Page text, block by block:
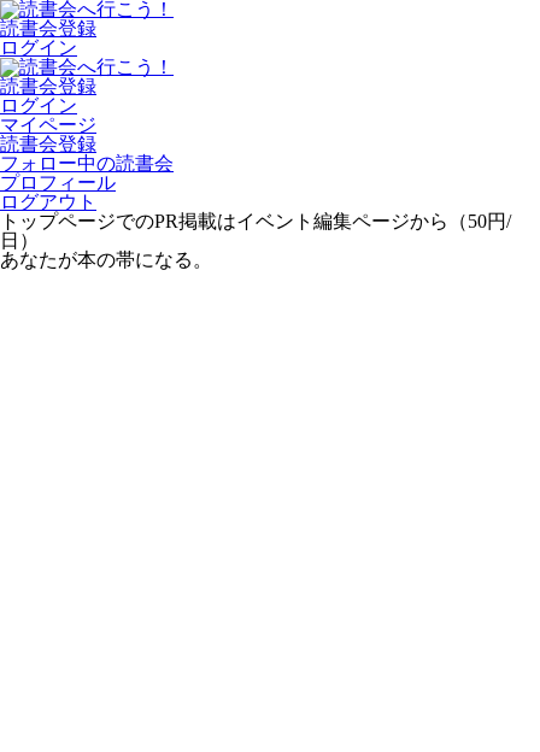
読書会登録
ログイン
読書会登録
ログイン
マイページ
読書会登録
フォロー中の読書会
プロフィール
ログアウト
トップページでのPR掲載はイベント編集ページから（50円/
日）
あなたが本の帯になる。